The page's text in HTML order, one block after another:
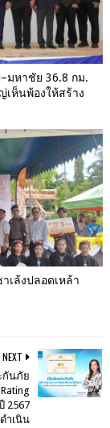
มหาชัย 36.8 กม.
ห็นพ้องให้สร้าง
เล้งปลอดเหล้า
NEXT
กันภัย
2567
ำเนิน